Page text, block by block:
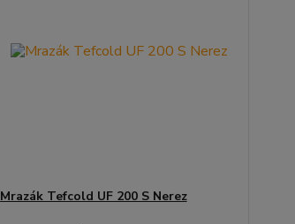
Mrazák Tefcold UF 200 S Nerez